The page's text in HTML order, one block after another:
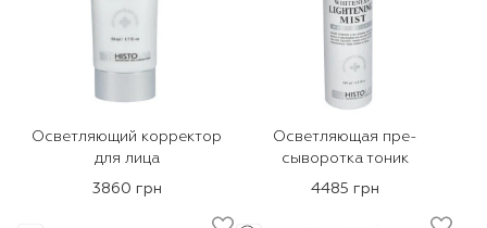
Осветляющий корректор
для лица
3860 грн
Осветляющая пре-
сыворотка тоник
4485 грн